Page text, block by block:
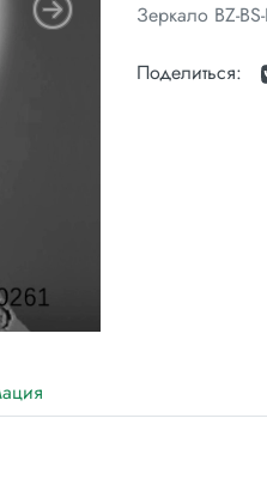
Зеркало BZ-
Поделиться: